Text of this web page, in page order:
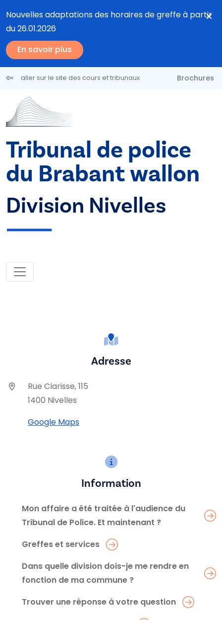
Nouvelles adaptations des horaires de greffe à partir
du 26.01.2026
En savoir plus
aller sur le site des cours et tribunaux Brochures
Tribunal de police
du Brabant wallon
Division Nivelles
Adresse
Rue Clarisse, 115
1400 Nivelles
Google Maps
Information
Mon affaire a été traitée à l'audience du
Tribunal de Police. Et maintenant ?
Greffes et services
Dans quelle division dois-je me rendre en
fonction de ma commune ?
Trouver une réponse à votre question